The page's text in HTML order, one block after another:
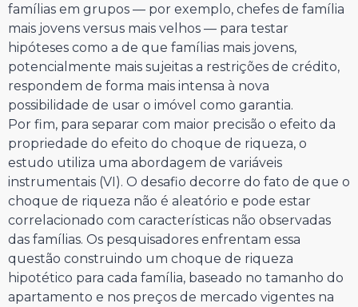
famílias em grupos — por exemplo, chefes de família
mais jovens versus mais velhos — para testar
hipóteses como a de que famílias mais jovens,
potencialmente mais sujeitas a restrições de crédito,
respondem de forma mais intensa à nova
possibilidade de usar o imóvel como garantia.
Por fim, para separar com maior precisão o efeito da
propriedade do efeito do choque de riqueza, o
estudo utiliza uma abordagem de variáveis
instrumentais (VI). O desafio decorre do fato de que o
choque de riqueza não é aleatório e pode estar
correlacionado com características não observadas
das famílias. Os pesquisadores enfrentam essa
questão construindo um choque de riqueza
hipotético para cada família, baseado no tamanho do
apartamento e nos preços de mercado vigentes na